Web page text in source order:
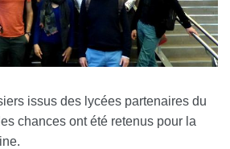
issus des lycées partenaires du
chances ont été retenus pour la